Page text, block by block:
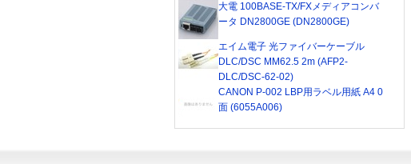
大電 100BASE-TX/FXメディアコンバ
ータ DN2800GE (DN2800GE)
エイム電子 光ファイバーケーブル
DLC/DSC MM62.5 2m (AFP2-
DLC/DSC-62-02)
CANON P-002 LBP用ラベル用紙 A4 0
面 (6055A006)